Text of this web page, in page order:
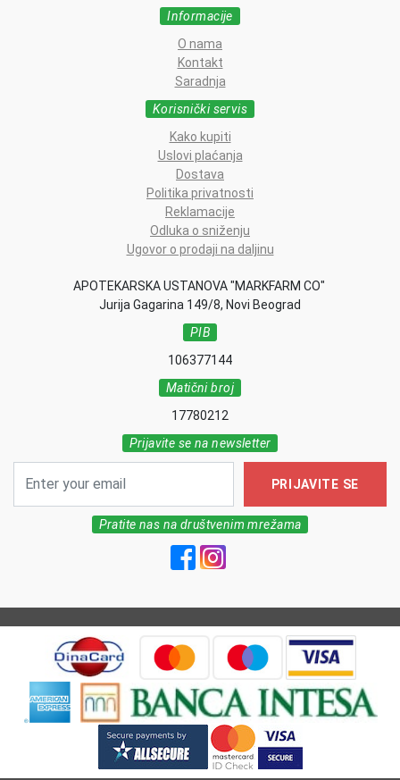
Informacije
O nama
Kontakt
Saradnja
Korisnički servis
Kako kupiti
Uslovi plaćanja
Dostava
Politika privatnosti
Reklamacije
Odluka o sniženju
Ugovor o prodaji na daljinu
APOTEKARSKA USTANOVA "MARKFARM CO"
Jurija Gagarina 149/8, Novi Beograd
PIB
106377144
Matični broj
17780212
Prijavite se na newsletter
PRIJAVITE SE
Pratite nas na društvenim mrežama